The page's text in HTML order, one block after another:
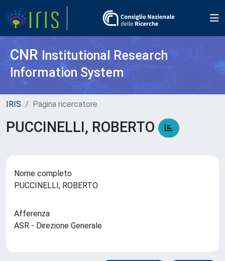
CNR Institutional Research
Information System
IRIS Pagina ricercatore
PUCCINELLI, ROBERTO
Nome completo
PUCCINELLI, ROBERTO
Afferenza
ASR - Direzione Generale